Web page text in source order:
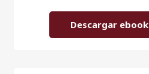
Descargar ebook